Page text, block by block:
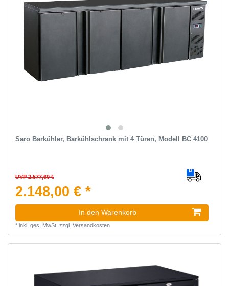
Saro Barkühler, Barkühlschrank mit 4 Türen, Modell BC 4100
UVP 2.577,60 €
2.148,00 € *
In den Warenkorb
* inkl. ges. MwSt. zzgl. Versandkosten